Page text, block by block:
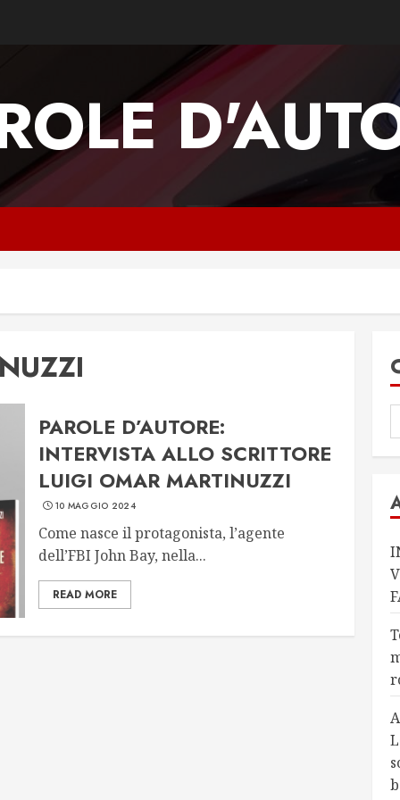
PAROLE D’AUTORE:
INTERVISTA ALLO SCRITTORE
LUIGI OMAR MARTINUZZI
10 MAGGIO 2024
Come nasce il protagonista, l’agente
dell’FBI John Bay, nella...
READ MORE